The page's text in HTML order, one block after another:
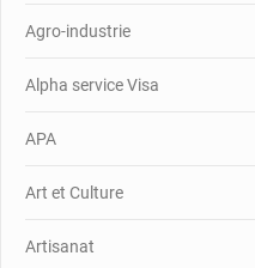
Agro-industrie
Alpha service Visa
APA
Art et Culture
Artisanat